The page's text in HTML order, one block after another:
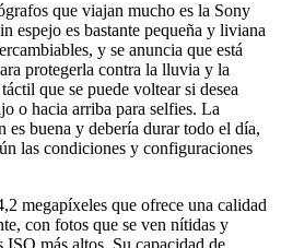
que viajan mucho es la Sony
espejo es bastante pequeña y liviana
y se anuncia que está
protegerla contra la lluvia y la
que se puede voltear si desea
o hacia arriba para selfies. La
es buena y debería durar todo el día,
las condiciones y configuraciones
megapíxeles que ofrece una calidad
con fotos que se ven nítidas y